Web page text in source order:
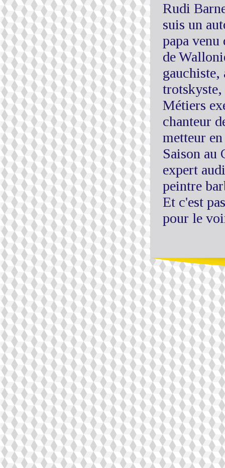
Rudi
suis un
papa
de
trotskyste,
Métiers
chanteur
metteur
Saison au
expert
peintre
Et c'est
pour le